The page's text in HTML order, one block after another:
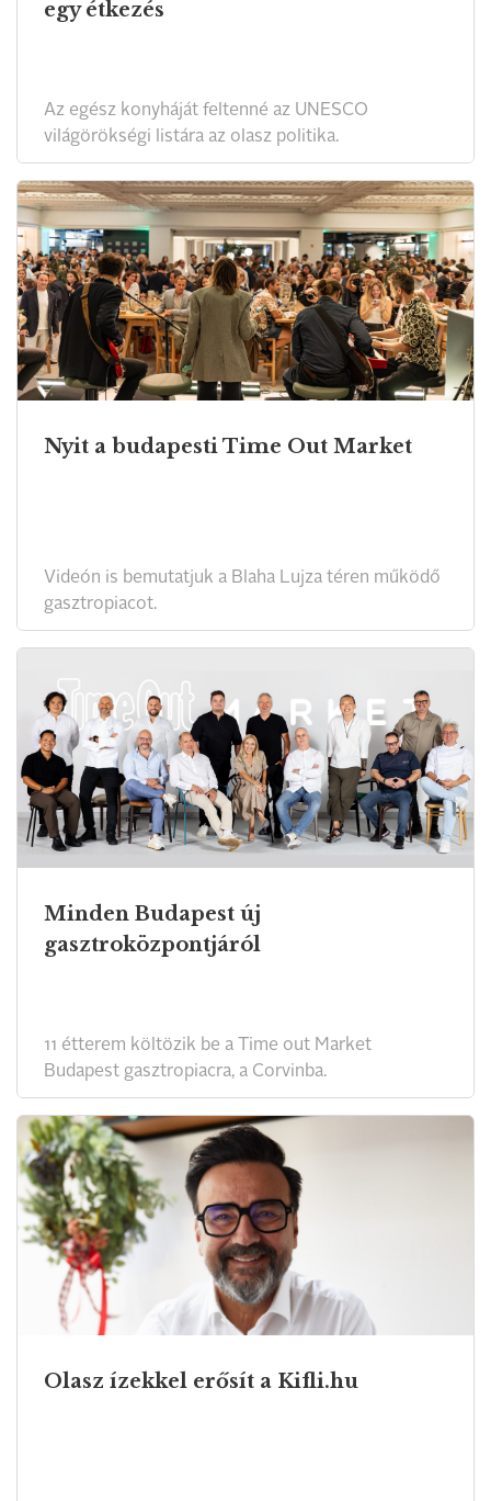
egy étkezés
Az egész konyháját feltenné az UNESCO
világörökségi listára az olasz politika.
Nyit a budapesti Time Out Market
Videón is bemutatjuk a Blaha Lujza téren működő
gasztropiacot.
Minden Budapest új
gasztroközpontjáról
11 étterem költözik be a Time out Market
Budapest gasztropiacra, a Corvinba.
Olasz ízekkel erősít a Kifli.hu